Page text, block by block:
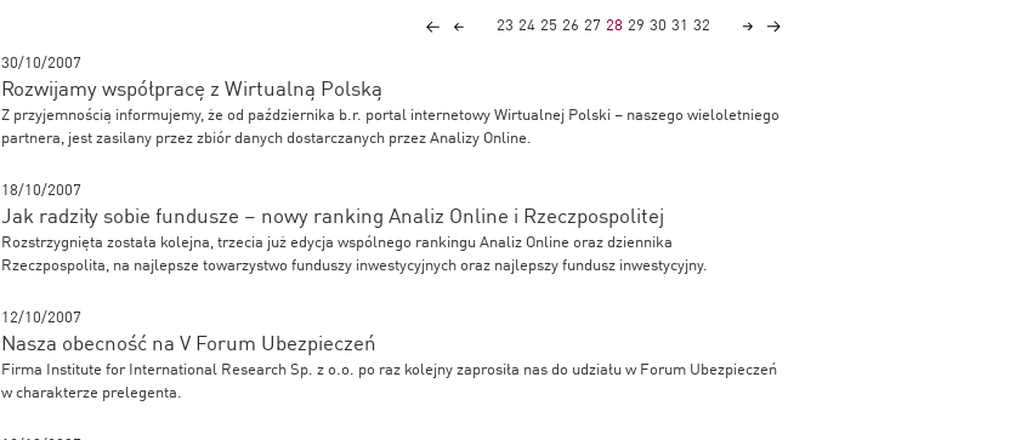
23 24 25 26 27 28 29 30 31 32
30/10/2007
Rozwijamy współpracę z Wirtualną Polską
Z przyjemnością informujemy, że od października b.r. portal internetowy Wirtualnej Polski – naszego wieloletniego
partnera, jest zasilany przez zbiór danych dostarczanych przez Analizy Online.
18/10/2007
Jak radziły sobie fundusze – nowy ranking Analiz Online i Rzeczpospolitej
Rozstrzygnięta została kolejna, trzecia już edycja wspólnego rankingu Analiz Online oraz dziennika
Rzeczpospolita, na najlepsze towarzystwo funduszy inwestycyjnych oraz najlepszy fundusz inwestycyjny.
12/10/2007
Nasza obecność na V Forum Ubezpieczeń
Firma Institute for International Research Sp. z o.o. po raz kolejny zaprosiła nas do udziału w Forum Ubezpieczeń
w charakterze prelegenta.